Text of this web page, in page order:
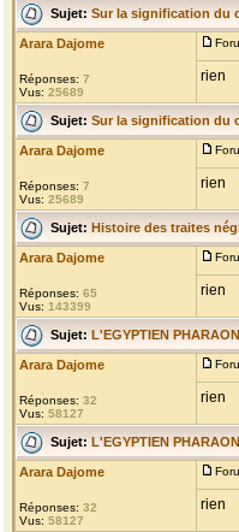
Sujet: Sur la signification du
Arara Dajome
Réponses: 7
Vus: 25689
rien
Sujet: Sur la signification du
Arara Dajome
Réponses: 7
Vus: 25689
rien
Sujet: Histoire des traites
Arara Dajome
Réponses: 65
Vus: 143399
rien
Sujet: L'EGYPTIEN
Arara Dajome
Réponses: 32
Vus: 58127
rien
Sujet: L'EGYPTIEN
Arara Dajome
Réponses: 32
Vus: 58127
rien